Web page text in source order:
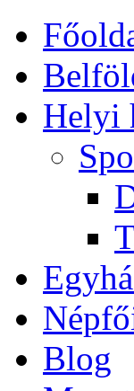
Helyi
Blog